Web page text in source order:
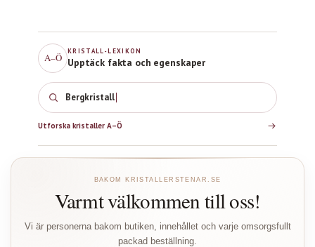
A–Ö
KRISTALL-LEXIKON
Upptäck fakta och egenskaper
Bergkristall
Utforska kristaller A–Ö
BAKOM KRISTALLERSTENAR.SE
Varmt välkommen till oss!
Vi är personerna bakom butiken, innehållet och varje omsorgsfullt
packad beställning.